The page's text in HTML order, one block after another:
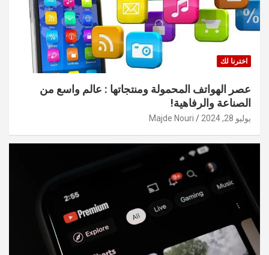
اخترنا لك
عصر الهواتف المحمولة ومنتجاتها : عالم واسع من
الصناعة والرفاهية!
يوليو 28, 2024 Majde Nouri